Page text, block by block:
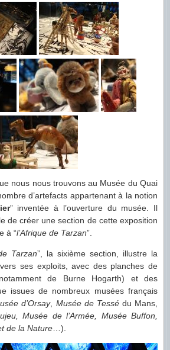
nous nous trouvons au Musée du Quai
d’artefacts appartenant à la notion
” inventée à l’ouverture du musée. Il
de créer une section de cette exposition
à “l’Afrique de Tarzan”.
Tarzan”, la sixième section, illustre la
ses exploits, avec des planches de
de Burne Hogarth) et des
issues de nombreux musées français
d’Orsay, Musée de Tessédu Mans,
Musée de l’Armée, Musée Buffon,
de la Nature …).